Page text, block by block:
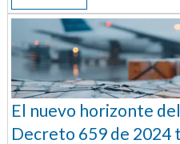
El nuevo horizonte
Decreto 659 de 2024